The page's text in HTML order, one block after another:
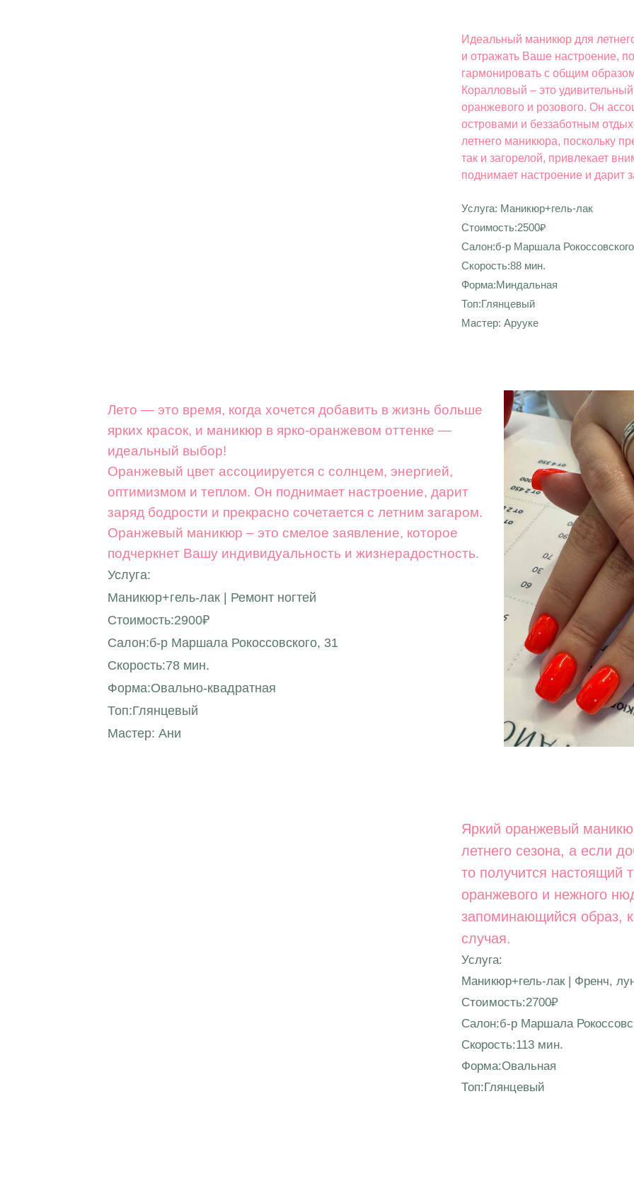
Услуга: Маникюр+гель-лак
Стоимость:2500₽
Салон:б-р Маршала
Скорость:88 мин.
Форма:Миндальная
Топ:Глянцевый
Мастер: Арууке
Идеальный маникюр для
и отражать Ваше настроение,
гармонировать с общим
Коралловый – это удивительный
оранжевого и розового. Он
островами и беззаботным
летнего маникюра, поскольку
так и загорелой, привлекает
поднимает настроение и дарит
Услуга:
Маникюр+гель-лак | Ремонт ногтей
Стоимость:2900₽
Салон:б-р Маршала Рокоссовского, 31
Скорость:78 мин.
Форма:Овально-квадратная
Топ:Глянцевый
Мастер: Ани
Лето — это время, когда хочется добавить в жизнь больше
ярких красок, и маникюр в ярко-оранжевом оттенке —
идеальный выбор!
Оранжевый цвет ассоциируется с солнцем, энергией,
оптимизмом и теплом. Он поднимает настроение, дарит
заряд бодрости и прекрасно сочетается с летним загаром.
Оранжевый маникюр – это смелое заявление, которое
подчеркнет Вашу индивидуальность и жизнерадостность.
Услуга:
Маникюр+гель-лак | Френч,
Стоимость:2700₽
Салон:б-р Маршала
Скорость:113 мин.
Форма:Овальная
Топ:Глянцевый
Яркий оранжевый
летнего сезона, а если
то получится настоящий
оранжевого и нежного
запоминающийся образ,
случая.